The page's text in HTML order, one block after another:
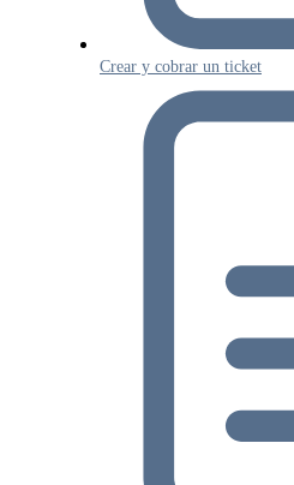
Crear y cobrar un ticket